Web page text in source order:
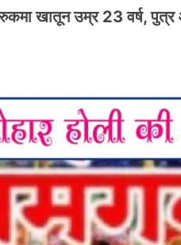
खातून उम्र 23 वर्ष,